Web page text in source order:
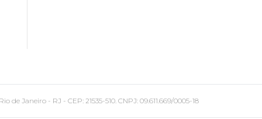
Janeiro - RJ - CEP: 21535-510. CNPJ: 09.611.669/0005-18